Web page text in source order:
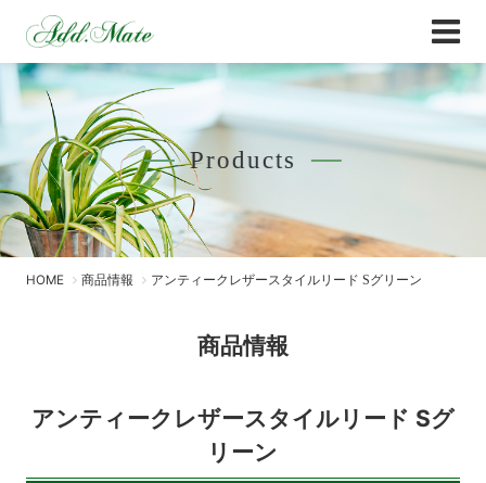
商品情報 - Add.Mate -アド・メイト オフィシ
Products
HOME 商品情報 アンティークレザースタイルリード Sグリーン
商品情報
アンティークレザースタイルリード Sグ
リーン